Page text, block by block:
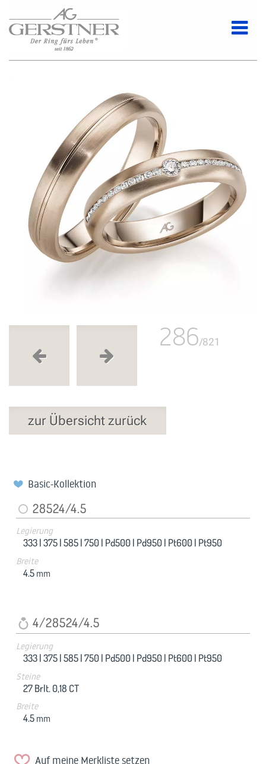
286/821
zur Übersicht zurück
Basic-Kollektion
28524/4.5
Legierung
333 |375 |585 |750 | Pd500 | Pd950 | Pt600 | Pt950
Breite
4.5 mm
4/28524/4.5
Legierung
333 |375 |585 |750 | Pd500 | Pd950 | Pt600 | Pt950
Steine
27 Brlt. 0,18 CT
Breite
4.5 mm
Auf meine Merkliste setzen